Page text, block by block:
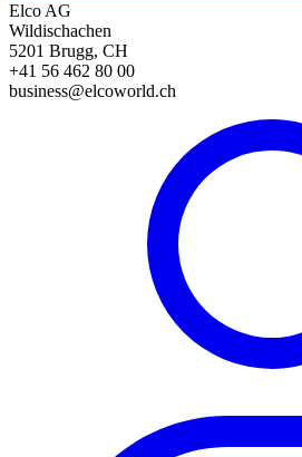
Elco AG
Wildischachen
5201 Brugg, CH
+41 56 462 80 00
business@elcoworld.ch